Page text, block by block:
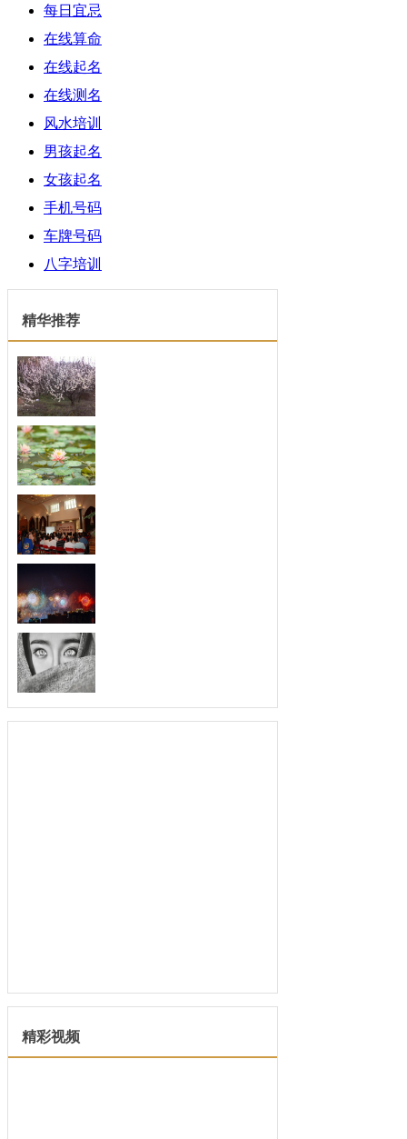
每日宜忌
在线算命
在线起名
在线测名
风水培训
男孩起名
女孩起名
手机号码
车牌号码
八字培训
精华推荐
什么面相的女人会越来
什么面相的女人会越来越胖 都
说女人...
警惕易出现中年危机的
中年，应该是一个人最好的时期，
这时事...
如何看手相 1.耳垂厚大 耳垂厚
大之...
卧蚕眼透露出哪些好运
不少人以有卧蚕眼而为荣，除了跟
有钱人的面相特征
精彩视频